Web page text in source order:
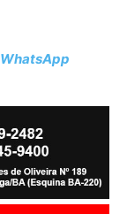
WhatsApp